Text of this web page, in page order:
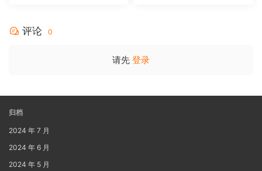
评论 0
请先 登录
归档
2024 年 7 月
2024 年 6 月
2024 年 5 月